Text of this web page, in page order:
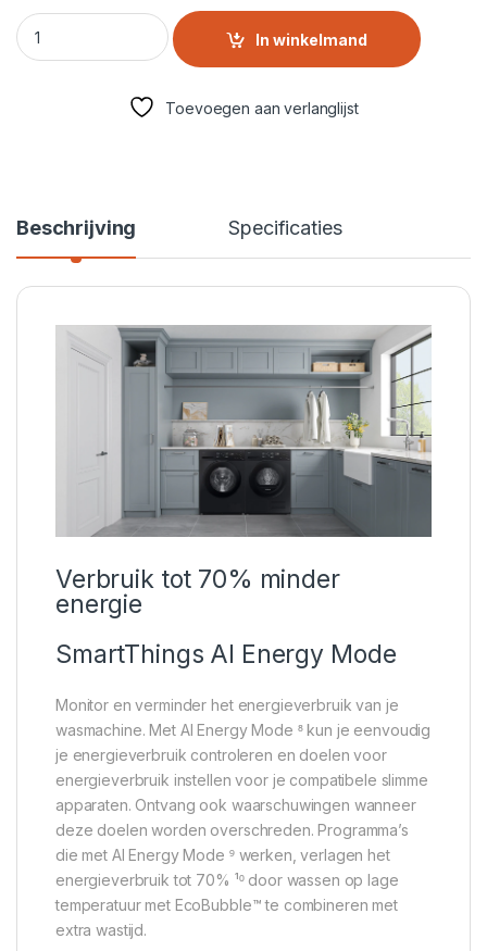
Samsung superspeed 5000-serie wasmachine |
In winkelmand
Toevoegen aan verlanglijst
Beschrijving Specificaties
Verbruik tot 70% minder
energie
SmartThings AI Energy Mode
Monitor en verminder het energieverbruik van je
wasmachine. Met AI Energy Mode ⁸ kun je eenvoudig
je energieverbruik controleren en doelen voor
energieverbruik instellen voor je compatibele slimme
apparaten. Ontvang ook waarschuwingen wanneer
deze doelen worden overschreden. Programma’s
die met AI Energy Mode ⁹ werken, verlagen het
energieverbruik tot 70% ¹⁰ door wassen op lage
temperatuur met EcoBubble™ te combineren met
extra wastijd.